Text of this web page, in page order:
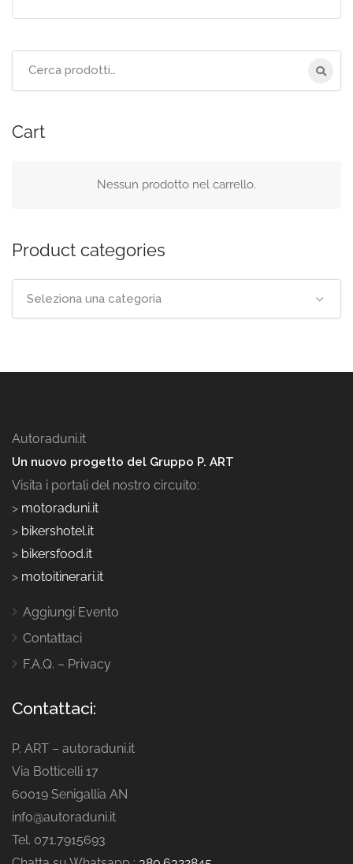
Cart
Nessun prodotto nel carrello.
Product categories
Seleziona una categoria
Autoraduni.it
Un nuovo progetto del Gruppo P. ART
Visita i portali del nostro circuito:
> motoraduni.it
> bikershotel.it
> bikersfood.it
> motoitinerari.it
Aggiungi Evento
Contattaci
F.A.Q. – Privacy
Contattaci:
P. ART – autoraduni.it
Via Botticelli 17
60019 Senigallia AN
info@autoraduni.it
Tel. 071.7915693